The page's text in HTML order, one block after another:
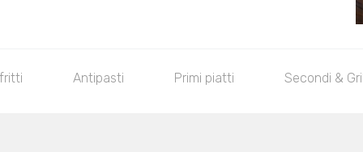
Antipasti Primi piatti Secondi &